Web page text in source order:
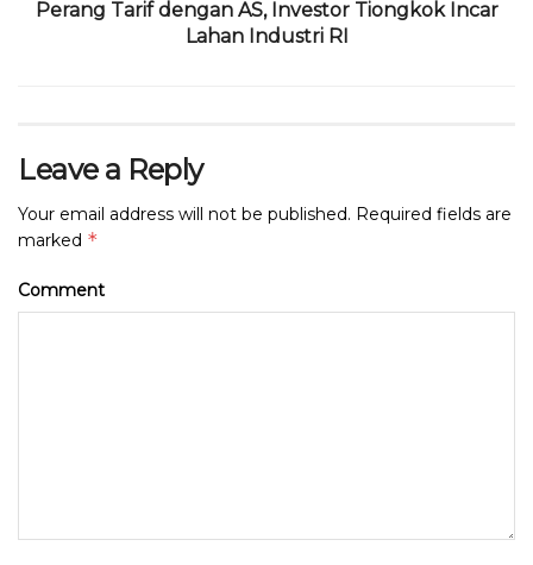
Perang Tarif dengan AS, Investor Tiongkok Incar
Lahan Industri RI
Leave a Reply
Your email address will not be published. Required fields are
marked *
Comment